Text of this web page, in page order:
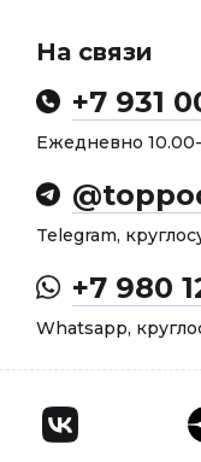
На связи
+7 931
Ежедневно 10.00-
Telegram,
+7 980
Whatsapp,